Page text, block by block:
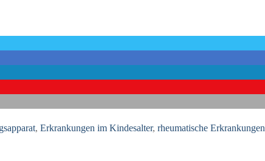
,Erkrankungen im Kindesalter,rheumatische Erkrankungen